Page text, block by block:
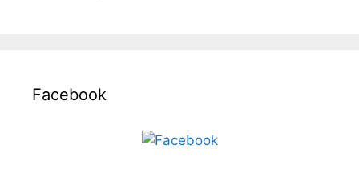
Facebook